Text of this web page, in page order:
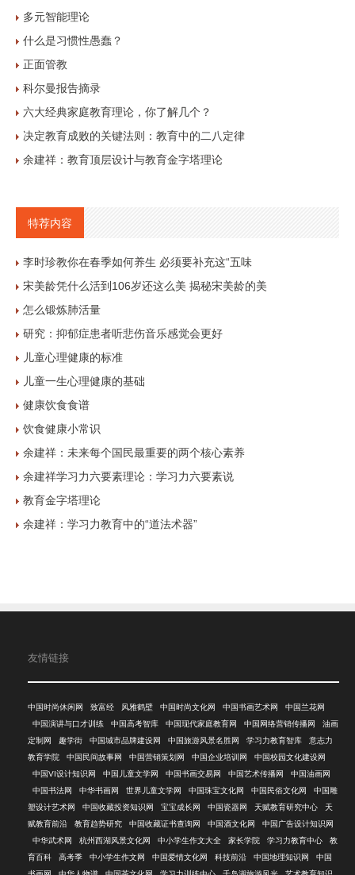
多元智能理论
什么是习惯性愚蠢？
正面管教
科尔曼报告摘录
六大经典家庭教育理论，你了解几个？
决定教育成败的关键法则：教育中的二八定律
余建祥：教育顶层设计与教育金字塔理论
特荐内容
李时珍教你在春季如何养生 必须要补充这“五味
宋美龄凭什么活到106岁还这么美 揭秘宋美龄的美
怎么锻炼肺活量
研究：抑郁症患者听悲伤音乐感觉会更好
儿童心理健康的标准
儿童一生心理健康的基础
健康饮食食谱
饮食健康小常识
余建祥：未来每个国民最重要的两个核心素养
余建祥学习力六要素理论：学习力六要素说
教育金字塔理论
余建祥：学习力教育中的“道法术器”
友情链接
中国时尚休闲网 致富经 风雅鹤壁 中国时尚文化网 中国书画艺术网
中国兰花网
中国演讲与口才训练
中国高考智库 中国现代家庭教育网 中国网络营销传播网
油画
定制网
趣学街 中国城市品牌建设网 中国旅游风景名胜网 学习力教育智库
意志力
教育学院
中国民间故事网 中国营销策划网 中国企业培训网
中国校园文化建设网
中国VI设计知识网
中国儿童文学网 中国书画交易网 中国艺术传播网
中国油画网
中国书法网
中华书画网 世界儿童文学网 中国珠宝文化网 中国民俗文化网
中国雕
塑设计艺术网
中国收藏投资知识网 宝宝成长网 中国瓷器网 天赋教育研究中心
天
赋教育前沿
教育趋势研究 中国收藏证书查询网 中国酒文化网
中国广告设计知识网
中华武术网
杭州西湖风景文化网 中小学生作文大全 家长学院 学习力教育中心
教
育百科
高考季 中小学生作文网 中国爱情文化网 科技前沿 中国地理知识网
中国